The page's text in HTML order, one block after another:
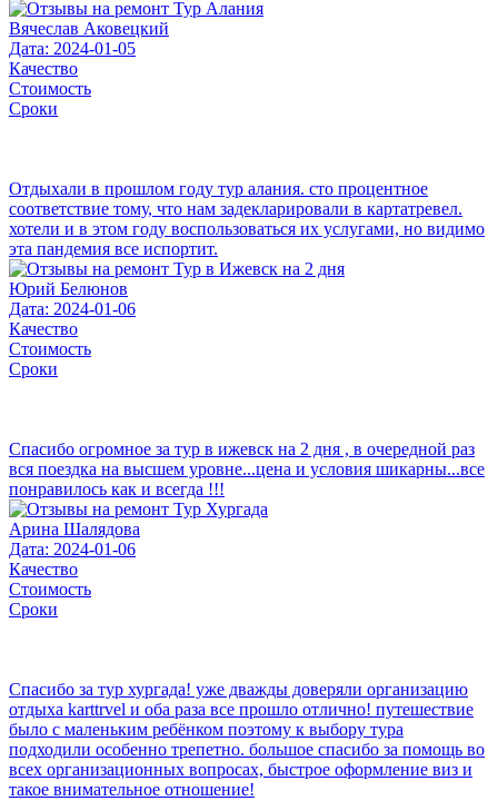
Вячеслав Аковецкий
Дата: 2024-01-05
Качество
Стоимость
Сроки
Отдыхали в прошлом году тур алания. сто процентное
соответствие тому, что нам задекларировали в картатревел.
хотели и в этом году воспользоваться их услугами, но видимо
эта пандемия все испортит.
Юрий Белюнов
Дата: 2024-01-06
Качество
Стоимость
Сроки
Спасибо огромное за тур в ижевск на 2 дня , в очередной раз
вся поездка на высшем уровне...цена и условия шикарны...все
понравилось как и всегда !!!
Арина Шалядова
Дата: 2024-01-06
Качество
Стоимость
Сроки
Спасибо за тур хургада! уже дважды доверяли организацию
отдыха karttrvel и оба раза все прошло отлично! путешествие
было с маленьким ребёнком поэтому к выбору тура
подходили особенно трепетно. большое спасибо за помощь во
всех организационных вопросах, быстрое оформление виз и
такое внимательное отношение!